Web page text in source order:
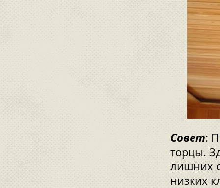
Совет:
торцы.
лишних
низких